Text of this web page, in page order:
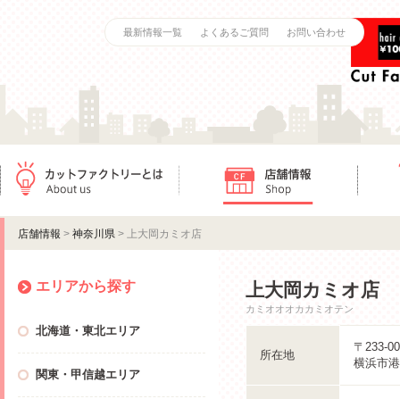
最新情報一覧 よくあるご質問 お問い合わせ
店舗情報 > 神奈川県 > 上大岡カミオ店
エリアから探す
北海道・東北エリア
関東・甲信越エリア
上大岡カミオ店
カミオオオカカミオテン
所在地
〒233-
横浜市